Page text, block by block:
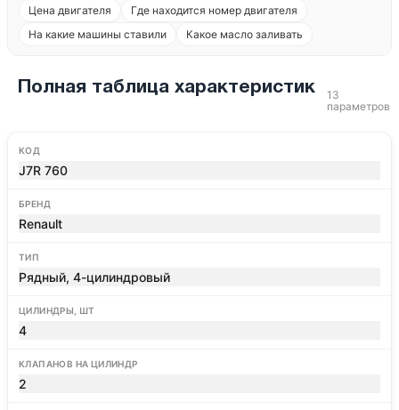
Цена двигателя
Где находится номер двигателя
На какие машины ставили
Какое масло заливать
Полная таблица характеристик
13
параметров
КОД
J7R 760
БРЕНД
Renault
ТИП
Рядный, 4-цилиндровый
ЦИЛИНДРЫ, ШТ
4
КЛАПАНОВ НА ЦИЛИНДР
2